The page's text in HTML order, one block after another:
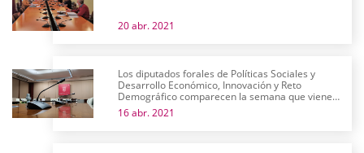
20 abr. 2021
Los diputados forales de Políticas Sociales y
Desarrollo Económico, Innovación y Reto
Demográfico comparecen la semana que viene
en comisión
16 abr. 2021